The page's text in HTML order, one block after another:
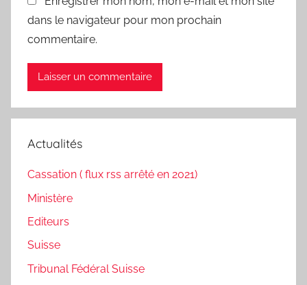
dans le navigateur pour mon prochain
commentaire.
Actualités
Cassation ( flux rss arrêté en 2021)
Ministère
Editeurs
Suisse
Tribunal Fédéral Suisse